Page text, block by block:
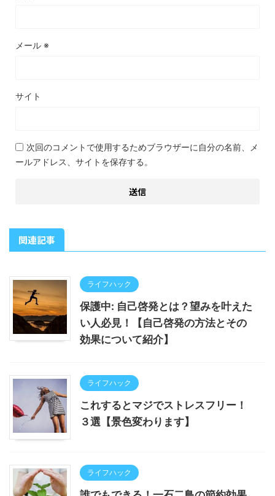
メール ※
サイト
次回のコメントで使用するためブラウザーに自分の名前、メ
ールアドレス、サイトを保存する。
関連記事
ライフハック
保護中: 自己啓発とは？望みを叶えた
い人必見！【自己啓発の方法とその
効果について紹介】
ライフハック
これするとマジでストレスフリー！
３選【景色変わります】
ライフハック